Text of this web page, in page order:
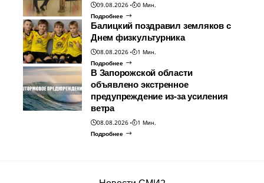
09.08.2026
0 Мин.
Подробнее
Балицкий поздравил земляков с
Днем физкультурника
08.08.2026
1 Мин.
Подробнее
В Запорожской области
объявлено экстренное
предупреждение из-за усиления
ветра
08.08.2026
1 Мин.
Подробнее